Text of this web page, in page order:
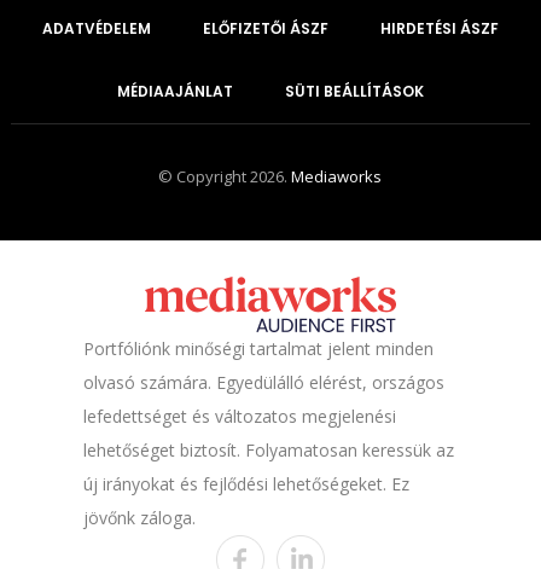
ADATVÉDELEM ELŐFIZETŐI ÁSZF HIRDETÉSI ÁSZF
MÉDIAAJÁNLAT SÜTI BEÁLLÍTÁSOK
© Copyright 2026.Mediaworks
Portfóliónk minőségi tartalmat jelent minden
olvasó számára. Egyedülálló elérést, országos
lefedettséget és változatos megjelenési
lehetőséget biztosít. Folyamatosan keressük az
új irányokat és fejlődési lehetőségeket. Ez
jövőnk záloga.